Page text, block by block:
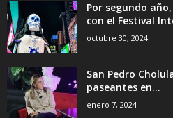
Por segundo
con el Festival
octubre 30, 2024
San Pedro
paseantes en...
enero 7, 2024